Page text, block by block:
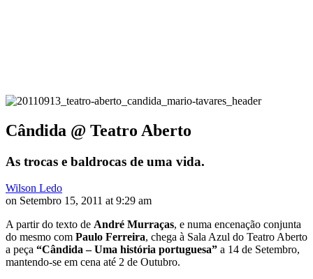
Cândida @ Teatro Aberto
As trocas e baldrocas de uma vida.
Wilson Ledo
on Setembro 15, 2011 at 9:29 am
A partir do texto de André Murraças, e numa encenação conjunta
do mesmo com Paulo Ferreira, chega à Sala Azul do Teatro Aberto
a peça “Cândida – Uma história portuguesa” a 14 de Setembro,
mantendo-se em cena até 2 de Outubro.